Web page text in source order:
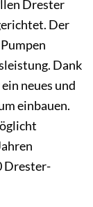
Drester
Der
Dank
neues und
einbauen.
Drester-